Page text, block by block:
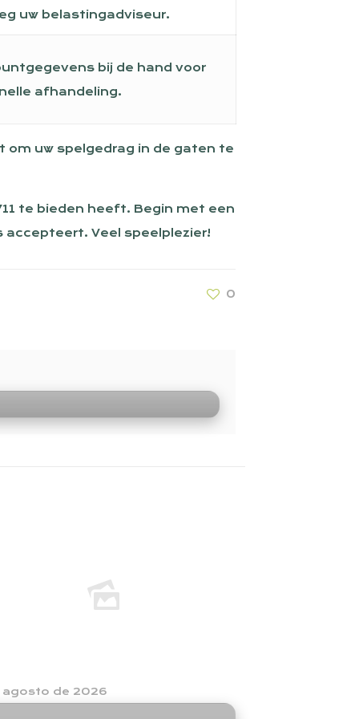
uw belastingadviseur.
bij de hand voor
afhandeling.
om uw spelgedrag in de gaten te
te bieden heeft. Begin met een
accepteert. Veel speelplezier!
0
agosto de 2026